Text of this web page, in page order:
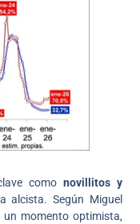
como novillitos y
alcista. Según Miguel
momento optimista,